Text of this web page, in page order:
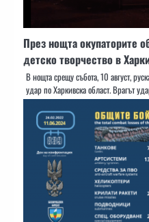
През нощта окупаторите
детско творчество в
В нощта срещу събота, 10 август,
удар по Харкивска област. Врагът